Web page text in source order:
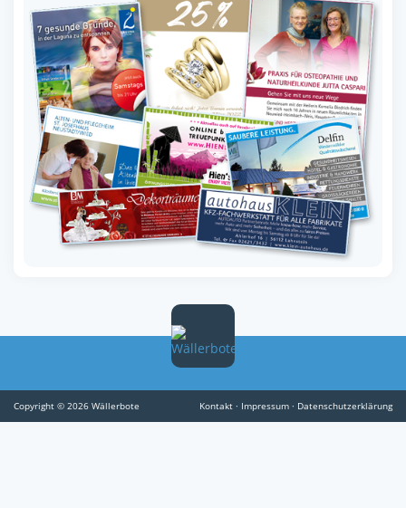
Copyright © 2026 Wällerbote Kontakt · Impressum · Datenschutzerklärung